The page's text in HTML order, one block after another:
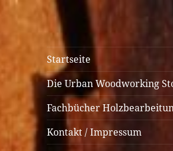
Urban
Woodworking
Holzbearbeitung auf kleinem
Raum
Startseite
Die Urban Woodworking
Fachbücher
Kontakt / Impressum